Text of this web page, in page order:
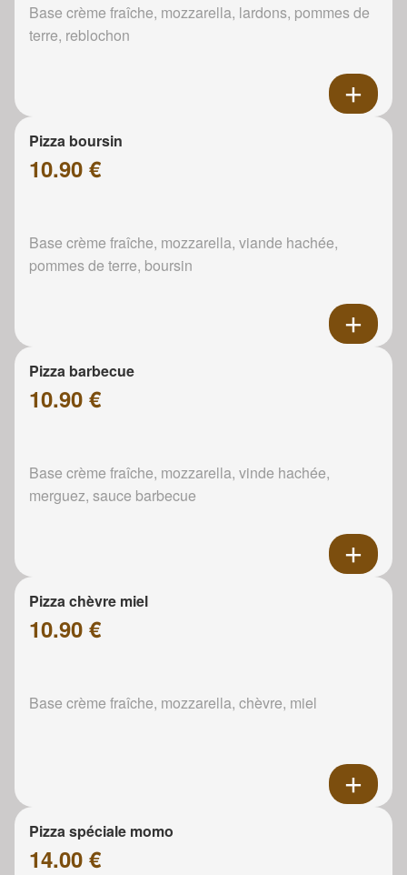
Base crème fraîche, mozzarella, lardons, pommes de
terre, reblochon
Pizza boursin
10.90 €
Base crème fraîche, mozzarella, viande hachée,
pommes de terre, boursin
Pizza barbecue
10.90 €
Base crème fraîche, mozzarella, vinde hachée,
merguez, sauce barbecue
Pizza chèvre miel
10.90 €
Base crème fraîche, mozzarella, chèvre, miel
Pizza spéciale momo
14.00 €